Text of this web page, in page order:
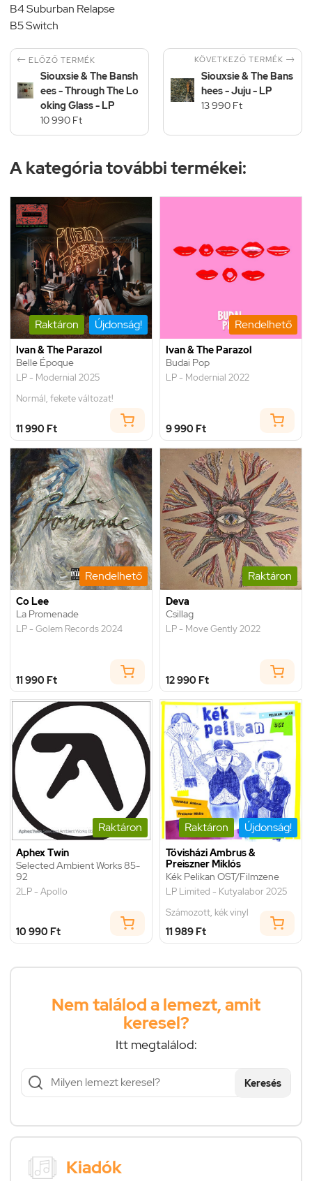
B4 Suburban Relapse
B5 Switch
 ELŐZŐ TERMÉK
Siouxsie & The Bansh
ees - Through The Lo
oking Glass - LP
10 990 Ft
KÖVETKEZŐ TERMÉK 
Siouxsie & The Bans
hees - Juju - LP
13 990 Ft
A kategória további termékei:
Raktáron Újdonság!
Ivan & The Parazol
Belle Époque
LP - Modernial 2025
Normál, fekete változat!
11 990 Ft
Rendelhető
Ivan & The Parazol
Budai Pop
LP - Modernial 2022
9 990 Ft
Rendelhető
Co Lee
La Promenade
LP - Golem Records 2024
11 990 Ft
Raktáron
Deva
Csillag
LP - Move Gently 2022
12 990 Ft
Raktáron
Aphex Twin
Selected Ambient Works 85-
92
2LP - Apollo
10 990 Ft
Raktáron Újdonság!
Tövisházi Ambrus &
Preiszner Miklós
Kék Pelikan OST/Filmzene
LP Limited - Kutyalabor 2025
Számozott, kék vinyl
11 989 Ft
Nem találod a lemezt, amit
keresel?
Itt megtalálod:
Keresés
Kiadók